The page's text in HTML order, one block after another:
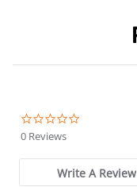
0 Reviews
Write A Review